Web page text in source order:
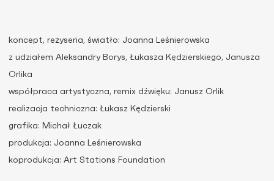
koncept, reżyseria, światło: Joanna Leśnierowska
z udziałem Aleksandry Borys, Łukasza Kędzierskiego, Janusza
Orlika
współpraca artystyczna, remix dźwięku: Janusz Orlik
realizacja techniczna: Łukasz Kędzierski
grafika: Michał Łuczak
produkcja: Joanna Leśnierowska
koprodukcja: Art Stations Foundation